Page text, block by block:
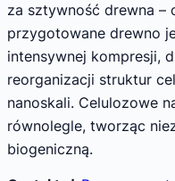
za sztywność drewna –
przygotowane drewno
intensywnej kompresji,
reorganizacji struktur
nanoskali. Celulozowe
równolegle, tworząc
biogeniczną.